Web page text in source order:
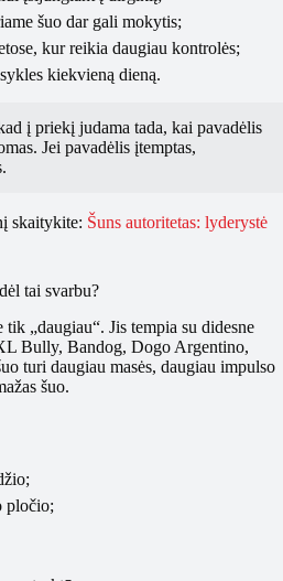
šuo dar gali mokytis;
kur reikia daugiau kontrolės;
kiekvieną dieną.
į priekį judama tada, kai pavadėlis
Jei pavadėlis įtemptas,
skaitykite: Šuns autoritetas: lyderystė
tai svarbu?
„daugiau“. Jis tempia su didesne
Bully, Bandog, Dogo Argentino,
turi daugiau masės, daugiau impulso
šuo.
pločio;